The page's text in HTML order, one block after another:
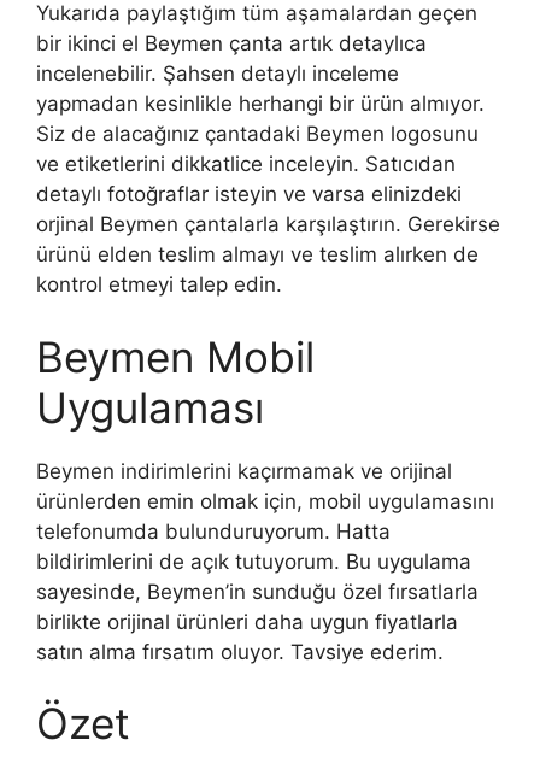
Yukarıda paylaştığım tüm aşamalardan geçen
bir ikinci el Beymen çanta artık detaylıca
incelenebilir. Şahsen detaylı inceleme
yapmadan kesinlikle herhangi bir ürün almıyor.
Siz de alacağınız çantadaki Beymen logosunu
ve etiketlerini dikkatlice inceleyin. Satıcıdan
detaylı fotoğraflar isteyin ve varsa elinizdeki
orjinal Beymen çantalarla karşılaştırın. Gerekirse
ürünü elden teslim almayı ve teslim alırken de
kontrol etmeyi talep edin.
Beymen Mobil
Uygulaması
Beymen indirimlerini kaçırmamak ve orijinal
ürünlerden emin olmak için, mobil uygulamasını
telefonumda bulunduruyorum. Hatta
bildirimlerini de açık tutuyorum. Bu uygulama
sayesinde, Beymen’in sunduğu özel fırsatlarla
birlikte orijinal ürünleri daha uygun fiyatlarla
satın alma fırsatım oluyor. Tavsiye ederim.
Özet